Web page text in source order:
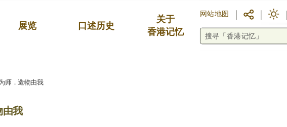
展览 口述历史
关于
香港记忆
网站地图
师．造物由我
由我